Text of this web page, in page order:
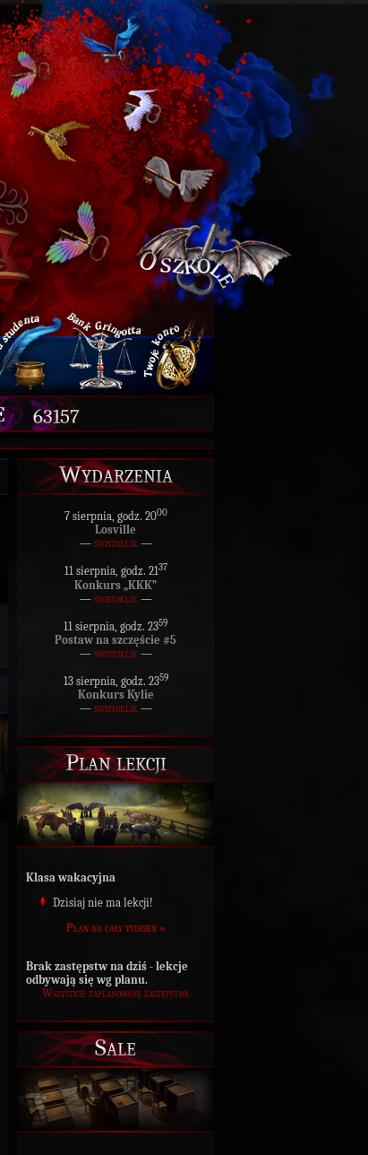
63157
Wydarzenia
7 sierpnia, godz. 2000
Losville
— świstoklik—
11 sierpnia, godz. 2137
Konkurs „KKK”
— świstoklik —
11 sierpnia, godz. 2359
Postaw na szczęście #5
— świstoklik —
13 sierpnia, godz. 2359
Konkurs Kylie
— świstoklik—
Plan lekcji
Klasa wakacyjna
Dzisiaj nie ma lekcji!
Plan na cały tydzień »
Brak zastępstw na dziś - lekcje
odbywają się wg planu.
Wszystkie zaplanowane zastępstwa
Sale